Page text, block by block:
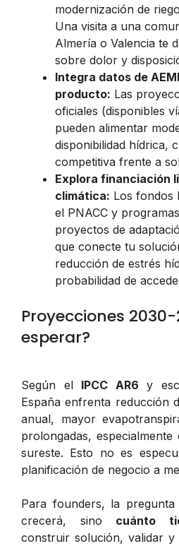
modernización de
Una visita a una
Almería o Valencia te
sobre dolor y
Integra datos de
producto: Las
oficiales (disponibles
pueden alimentar
disponibilidad hídrica,
competitiva frente a
Explora financiación
climática: Los fondos
el PNACC y
proyectos de
que conecte tu
reducción de estrés
probabilidad de
Proyecciones
esperar?
Según el IPCC AR6 y
España enfrenta reducción
anual, mayor
prolongadas,
sureste. Esto no es
planificación de negocio a
Para founders, la
crecerá, sino cuánto
construir solución, validar y